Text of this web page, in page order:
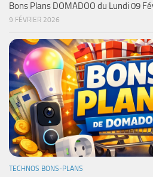
Bons Plans DOMADOO du Lundi 09
9 FÉVRIER 2026
TECHNOS BONS-PLANS